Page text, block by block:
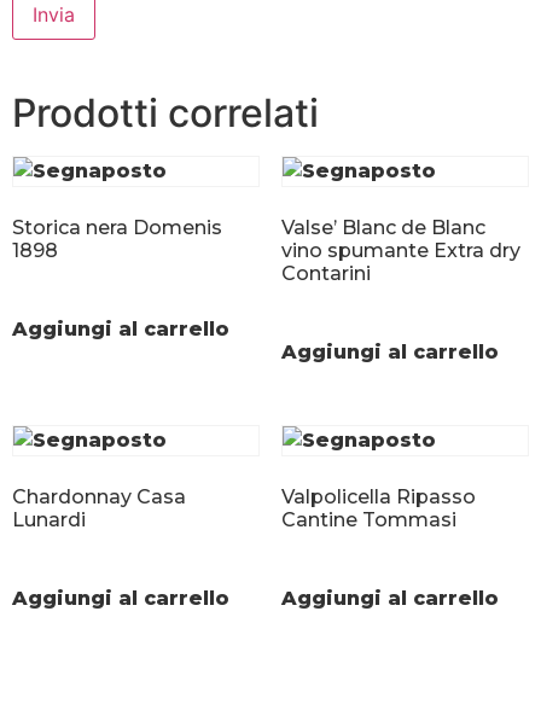
Prodotti correlati
Storica nera Domenis
1898
Aggiungi al carrello
Valse’ Blanc de Blanc
vino spumante Extra dry
Contarini
Aggiungi al carrello
Chardonnay Casa
Lunardi
Aggiungi al carrello
Valpolicella Ripasso
Cantine Tommasi
Aggiungi al carrello